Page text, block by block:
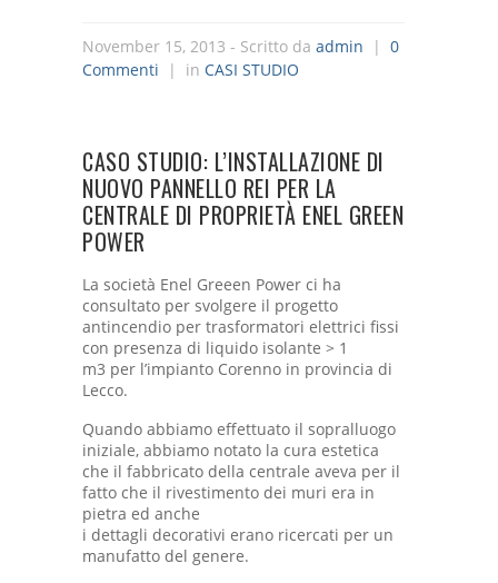
November 15, 2013 - Scritto da admin | 0
Commenti | in CASI STUDIO
CASO STUDIO: L’INSTALLAZIONE DI
NUOVO PANNELLO REI PER LA
CENTRALE DI PROPRIETÀ ENEL GREEN
POWER
La società Enel Greeen Power ci ha
consultato per svolgere il progetto
antincendio per trasformatori elettrici fissi
con presenza di liquido isolante > 1
m3 per l’impianto Corenno in provincia di
Lecco.
Quando abbiamo effettuato il sopralluogo
iniziale, abbiamo notato la cura estetica
che il fabbricato della centrale aveva per il
fatto che il rivestimento dei muri era in
pietra ed anche
i dettagli decorativi erano ricercati per un
manufatto del genere.